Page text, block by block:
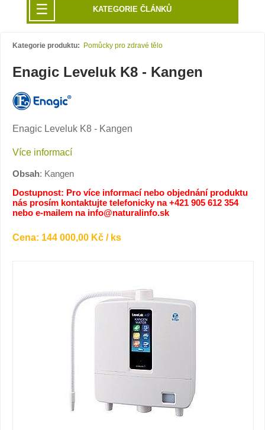
☰ KATEGORIE ČLÁNKŮ
Kategorie produktu: Pomůcky pro zdravé tělo
Enagic Leveluk K8 - Kangen
Enagic Leveluk K8 - Kangen
Více informací
Obsah: Kangen
Dostupnost: Pro více informací nebo objednání produktu
nás prosím kontaktujte telefonicky na +421 905 612 354
nebo e-mailem na info@naturalinfo.sk
Cena: 144 000,00 Kč / ks